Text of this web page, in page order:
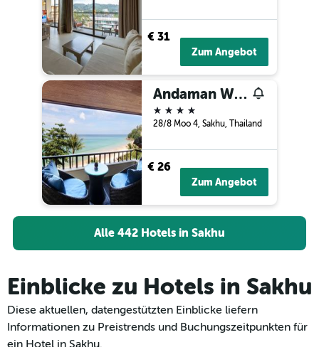
€ 31
Zum Angebot
Andaman White Beach Resort
4 Sterne
28/8 Moo 4, Sakhu, Thailand
€ 26
Zum Angebot
Alle 442 Hotels in Sakhu
Einblicke zu Hotels in Sakhu
Diese aktuellen, datengestützten Einblicke liefern
Informationen zu Preistrends und Buchungszeitpunkten für
ein Hotel in Sakhu.